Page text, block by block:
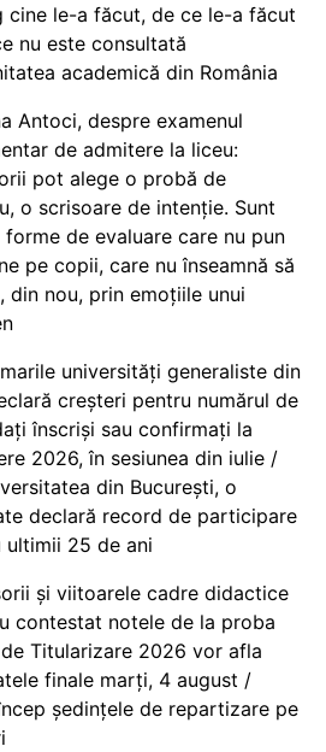
cine le-a făcut, de ce le-a făcut
nu este consultată
academică din România
Antoci, despre examenul
de admitere la liceu:
pot alege o probă de
o scrisoare de intenție. Sunt
de evaluare care nu pun
pe copii, care nu înseamnă să
din nou, prin emoțiile unui
universități generaliste din
creșteri pentru numărul de
înscriși sau confirmați la
2026, în sesiunea din iulie /
din București, o
declară record de participare
ultimii 25 de ani
și viitoarele cadre didactice
contestat notele de la proba
Titularizare 2026 vor afla
finale marți, 4 august /
ședințele de repartizare pe